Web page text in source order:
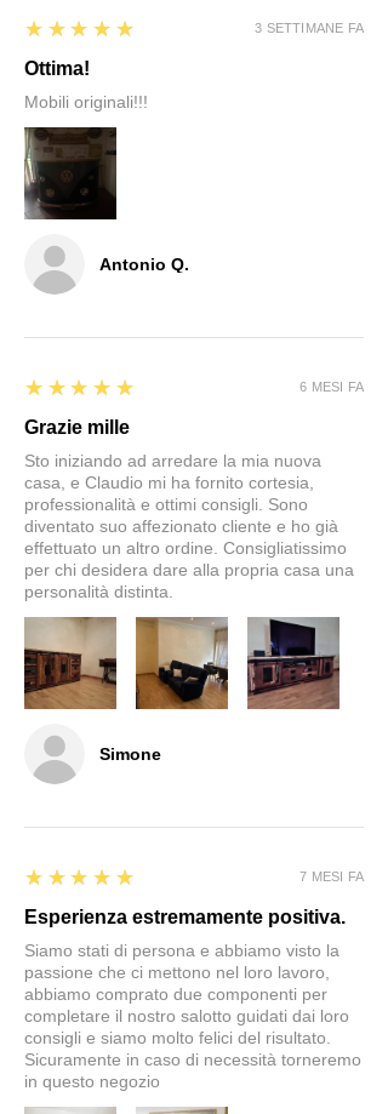
Antonio Q.
5
★★★★★
Ottima!
Mobili originali!!!
3 SETTIMANE FA
Simone
5
★★★★★
Grazie mille
Sto iniziando ad arredare la mia nuova
casa, e Claudio mi ha fornito cortesia,
professionalità e ottimi consigli. Sono
diventato suo affezionato cliente e ho già
effettuato un altro ordine. Consigliatissimo
per chi desidera dare alla propria casa una
personalità distinta.
6 MESI FA
5
★★★★★
Esperienza estremamente positiva.
Siamo stati di persona e abbiamo visto la
passione che ci mettono nel loro lavoro,
abbiamo comprato due componenti per
completare il nostro salotto guidati dai loro
consigli e siamo molto felici del risultato.
Sicuramente in caso di necessità torneremo
in questo negozio
7 MESI FA